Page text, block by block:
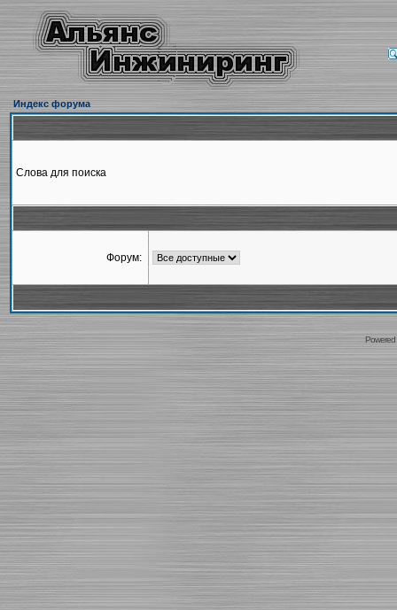
Индекс форума
Слова для поиска
Форум: